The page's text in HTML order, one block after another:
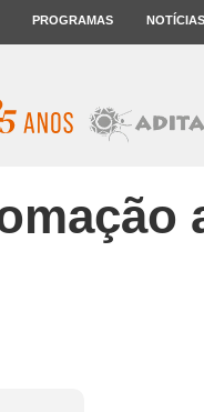
PROGRAMAS NOTÍCIAS